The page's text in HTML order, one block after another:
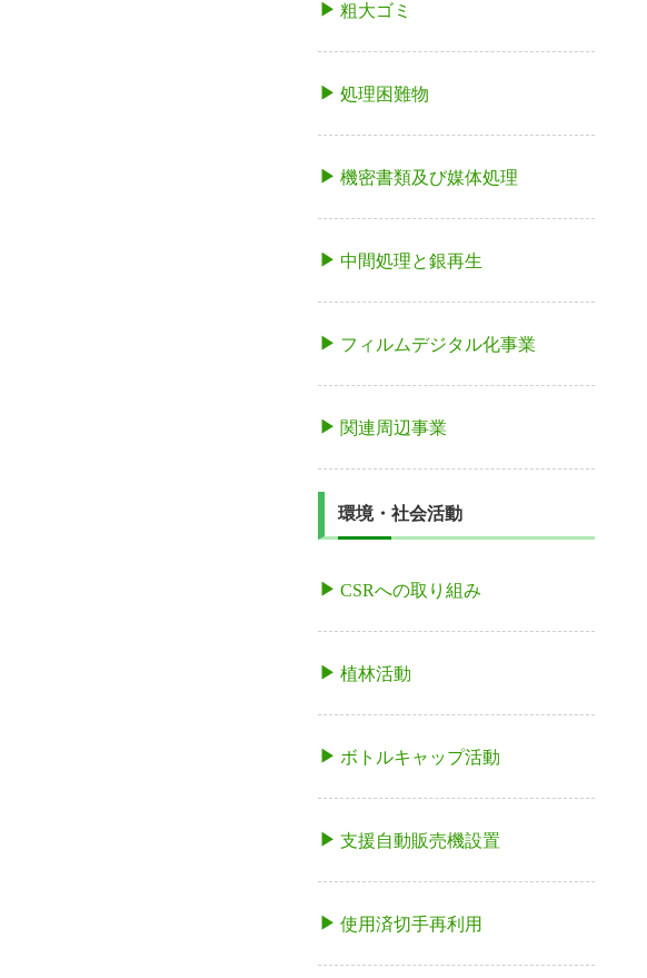
粗大ゴミ
処理困難物
機密書類及び媒体処理
中間処理と銀再生
フィルムデジタル化事業
関連周辺事業
環境・社会活動
CSRへの取り組み
植林活動
ボトルキャップ活動
支援自動販売機設置
使用済切手再利用